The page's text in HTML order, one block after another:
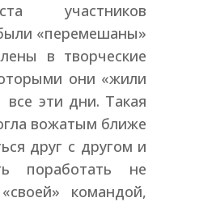
участников
«перемешаны»
в творческие
они «жили
эти дни. Такая
вожатым ближе
друг с другом и
поработать не
командой,